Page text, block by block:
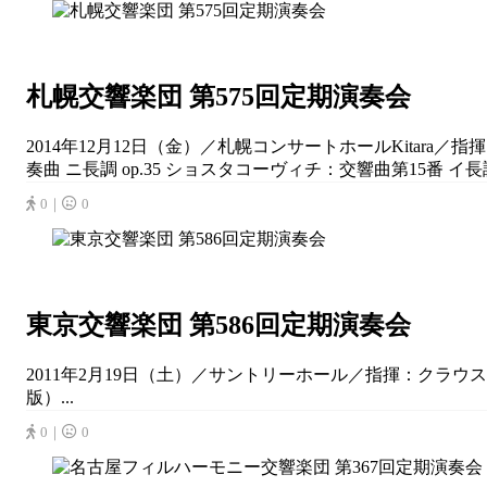
札幌交響楽団 第575回定期演奏会
2014年12月12日（金）／札幌コンサートホールKitara／
奏曲 ニ長調 op.35 ショスタコーヴィチ：交響曲第15番 イ
0｜ 0
東京交響楽団 第586回定期演奏会
2011年2月19日（土）／サントリーホール／指揮：クラウ
版）...
0｜ 0